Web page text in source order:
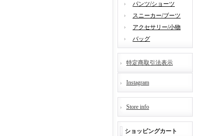
パンツ/ショーツ
スニーカー/ブーツ
アクセサリー/小物
バッグ
特定商取引法表示
Instagram
Store info
ショッピングカート